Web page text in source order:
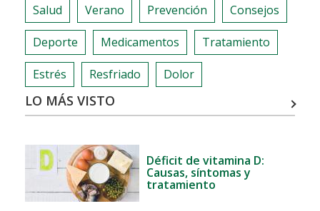
Salud Verano Prevención Consejos
Deporte Medicamentos Tratamiento
Estrés Resfriado Dolor
LO MÁS VISTO
Déficit de vitamina D:
Causas, síntomas y
tratamiento